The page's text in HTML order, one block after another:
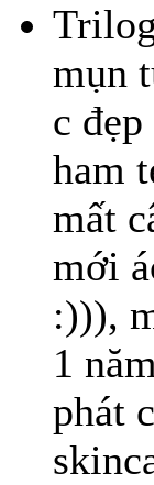
mụn
c
ham
mất
mới
:))),
1
phát